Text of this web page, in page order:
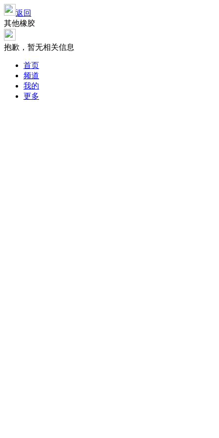
返回
其他橡胶
抱歉，暂无相关信息
首页
频道
我的
更多